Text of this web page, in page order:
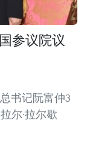
参议院议
书记阮富仲3
尔·拉尔歇